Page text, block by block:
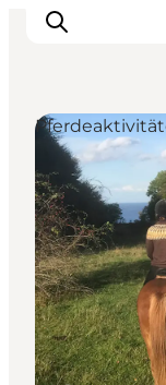
Erleben
Städte und
Events
Essen
Unterkunft
Reise